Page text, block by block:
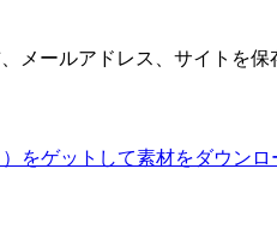
メールアドレス、サイトを保
をゲットして素材をダウンロ